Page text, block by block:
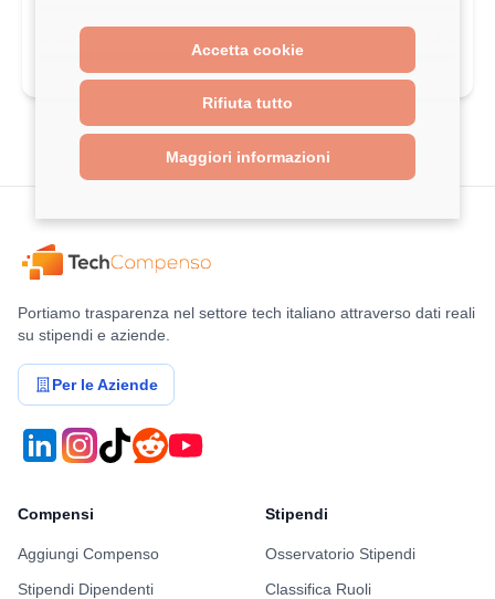
Accetta cookie
Rifiuta tutto
Maggiori informazioni
Indice Benessere
Portiamo trasparenza nel settore tech italiano attraverso dati reali
su stipendi e aziende.
Per le Aziende
Compensi
Aggiungi Compenso
Stipendi Dipendenti
Stipendi
Osservatorio Stipendi
Classifica Ruoli